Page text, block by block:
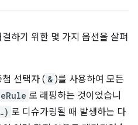
하기 위한 몇 가지 옵션을 살펴
선택자 ( & )를 사용하여 모든
로 래핑하는 것이었습니
로 디슈가링될 때 발생하는 다